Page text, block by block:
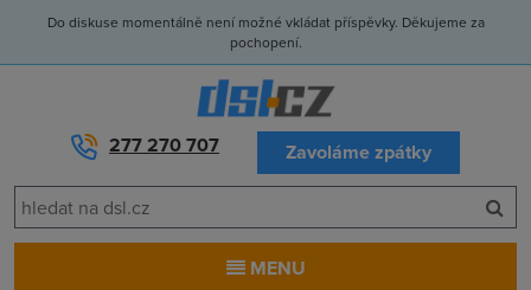
Do diskuse momentálně není možné vkládat příspěvky. Děkujeme za
pochopení.
277 270 707 Zavoláme zpátky
MENU